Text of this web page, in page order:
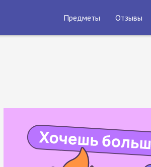
Предметы Отзывы